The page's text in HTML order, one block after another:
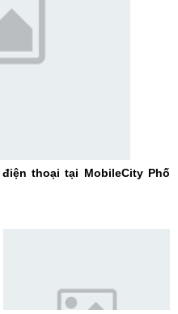
thoại tại MobileCity Phố